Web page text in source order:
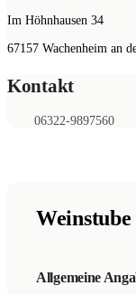
Im Höhnhausen 34
67157 Wachenheim an
Kontakt
06322-9897560
Allgemeine